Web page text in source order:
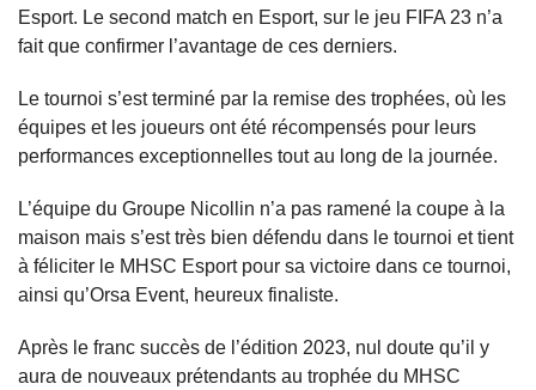
Esport. Le second match en Esport, sur le jeu FIFA 23 n’a
fait que confirmer l’avantage de ces derniers.
Le tournoi s’est terminé par la remise des trophées, où les
équipes et les joueurs ont été récompensés pour leurs
performances exceptionnelles tout au long de la journée.
L’équipe du Groupe Nicollin n’a pas ramené la coupe à la
maison mais s’est très bien défendu dans le tournoi et tient
à féliciter le MHSC Esport pour sa victoire dans ce tournoi,
ainsi qu’Orsa Event, heureux finaliste.
Après le franc succès de l’édition 2023, nul doute qu’il y
aura de nouveaux prétendants au trophée du MHSC